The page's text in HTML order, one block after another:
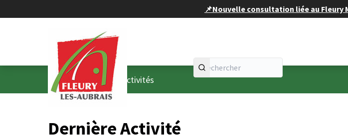
📌Nouvelle consultation liée au Fleury
AccueilMenu principal
/ Dernières activités
Dernière Activité